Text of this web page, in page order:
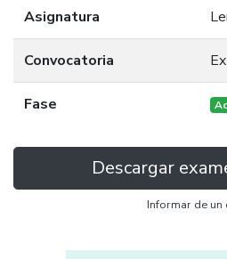
Asignatura
Convocatoria
Fase
Descargar
Informar de un